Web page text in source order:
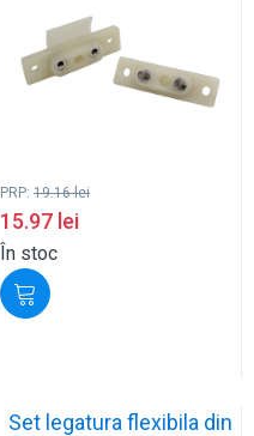
PRP: 19.16lei
15.97 lei
În stoc
Set legatura flexibila din